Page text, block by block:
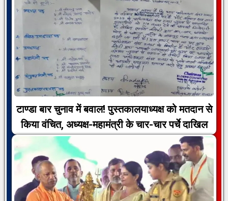
टाण्डा बार चुनाव में बवाल! पुस्तकालयाध्यक्ष को मतदान से
किया वंचित, अध्यक्ष-महामंत्री के चार-चार पर्चे दाखिल